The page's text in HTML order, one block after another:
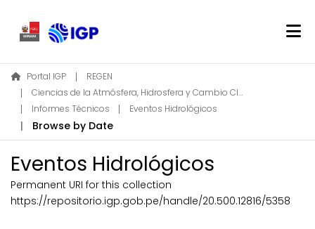
Home
About REGEN
Communities & Collections
Find
Log In
Portal IGP
REGEN
Ciencias de la Atmósfera, Hidrosfera y Cambio Climático
Informes Técnicos
Eventos Hidrológicos
Browse by Date
Eventos Hidrológicos
Permanent URI for this collection
https://repositorio.igp.gob.pe/handle/20.500.12816/5358